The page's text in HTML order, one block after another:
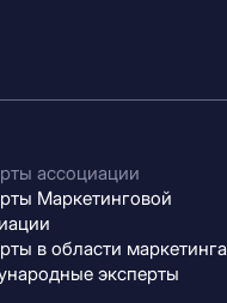
ассоциации
Маркетинговой
в области маркетинга
эксперты